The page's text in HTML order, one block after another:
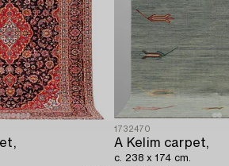
1732470
A Kelim carpet,
c. 238 x 174 cm.